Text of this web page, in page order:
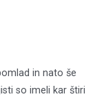
in nato še
so imeli kar štiri